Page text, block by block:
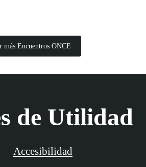
más Encuentros ONCE
de Utilidad
Accesibilidad